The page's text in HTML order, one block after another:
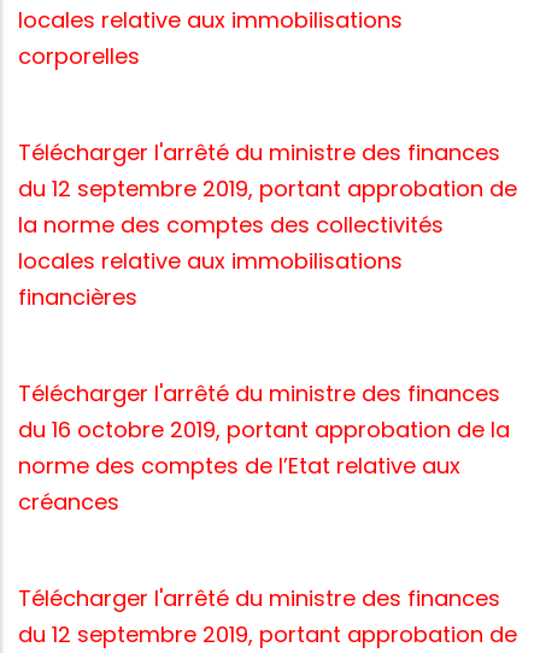
locales relative aux immobilisations
corporelles
Télécharger l'arrêté du ministre des finances
du 12 septembre 2019, portant approbation de
la norme des comptes des collectivités
locales relative aux immobilisations
financières
Télécharger l'arrêté du ministre des finances
du 16 octobre 2019, portant approbation de la
norme des comptes de l’Etat relative aux
créances
Télécharger l'arrêté du ministre des finances
du 12 septembre 2019, portant approbation de